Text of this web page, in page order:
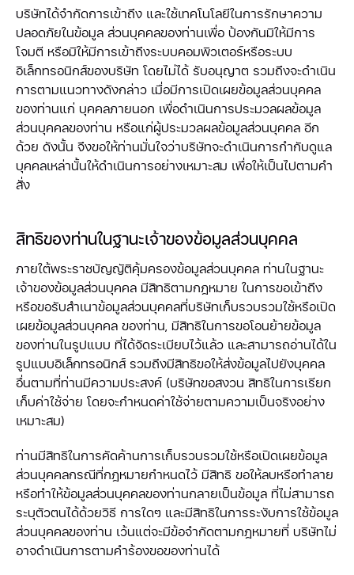
บริษัทได้จำกัดการเข้าถึง และใช้เทคโนโลยีในการรักษาความ
ปลอดภัยในข้อมูล ส่วนบุคคลของท่านเพื่อ ป้องกันมิให้มีการ
โจมตี หรือมิให้มีการเข้าถึงระบบคอมพิวเตอร์หรือระบบ
อิเล็กทรอนิกส์ของบริษัท โดยไม่ได้ รับอนุญาต รวมถึงจะดำเนิน
การตามแนวทางดังกล่าว เมื่อมีการเปิดเผยข้อมูลส่วนบุคคล
ของท่านแก่ บุคคลภายนอก เพื่อดำเนินการประมวลผลข้อมูล
ส่วนบุคคลของท่าน หรือแก่ผู้ประมวลผลข้อมูลส่วนบุคคล อีก
ด้วย ดังนั้น จึงขอให้ท่านมั่นใจว่าบริษัทจะดำเนินการกำกับดูแล
บุคคลเหล่านั้นให้ดำเนินการอย่างเหมาะสม เพื่อให้เป็นไปตามคำ
สั่ง
สิทธิของท่านในฐานะเจ้าของข้อมูลส่วนบุคคล
ภายใต้พระราชบัญญัติคุ้มครองข้อมูลส่วนบุคคล ท่านในฐานะ
เจ้าของข้อมูลส่วนบุคคล มีสิทธิตามกฎหมาย ในการขอเข้าถึง
หรือขอรับสำเนาข้อมูลส่วนบุคคลที่บริษัทเก็บรวบรวมใช้หรือเปิด
เผยข้อมูลส่วนบุคคล ของท่าน, มีสิทธิในการขอโอนย้ายข้อมูล
ของท่านในรูปแบบ ที่ได้จัดระเบียบไว้แล้ว และสามารถอ่านได้ใน
รูปแบบอิเล็กทรอนิกส์ รวมถึงมีสิทธิขอให้ส่งข้อมูลไปยังบุคคล
อื่นตามที่ท่านมีความประสงค์ (บริษัทขอสงวน สิทธิในการเรียก
เก็บค่าใช้จ่าย โดยจะกำหนดค่าใช้จ่ายตามความเป็นจริงอย่าง
เหมาะสม)
ท่านมีสิทธิในการคัดค้านการเก็บรวบรวมใช้หรือเปิดเผยข้อมูล
ส่วนบุคคลกรณีที่กฎหมายกำหนดไว้ มีสิทธิ ขอให้ลบหรือทำลาย
หรือทำให้ข้อมูลส่วนบุคคลของท่านกลายเป็นข้อมูล ที่ไม่สามารถ
ระบุตัวตนได้ด้วยวิธี การใดๆ และมีสิทธิในการระงับการใช้ข้อมูล
ส่วนบุคคลของท่าน เว้นแต่จะมีข้อจำกัดตามกฎหมายที่ บริษัทไม่
อาจดำเนินการตามคำร้องขอของท่านได้